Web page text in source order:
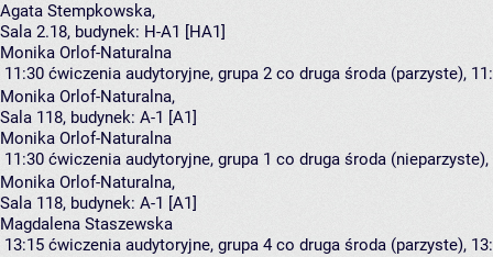
Agata Stempkowska,
Sala 2.18, budynek: H-A1 [HA1]
Monika Orlof-Naturalna
11:30 ćwiczenia audytoryjne, grupa 2 co druga środa (parzyste),
Monika Orlof-Naturalna,
Sala 118, budynek: A-1 [A1]
Monika Orlof-Naturalna
11:30 ćwiczenia audytoryjne, grupa 1 co druga środa (nieparzyste),
Monika Orlof-Naturalna,
Sala 118, budynek: A-1 [A1]
Magdalena Staszewska
13:15 ćwiczenia audytoryjne, grupa 4 co druga środa (parzyste),